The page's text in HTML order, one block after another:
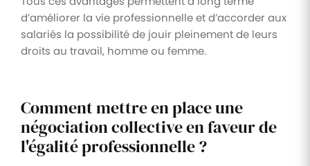
d’améliorer la vie professionnelle et d’accorder aux
salariés la possibilité de jouir pleinement de leurs
droits au travail, homme ou femme.
Comment mettre en place une
négociation collective en faveur de
l'égalité professionnelle ?